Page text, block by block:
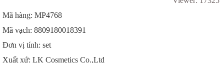
Mã hàng: MP4768
Mã vạch: 8809180018391
Đơn vị tính: set
Xuất xứ: LK Cosmetics Co.,Ltd